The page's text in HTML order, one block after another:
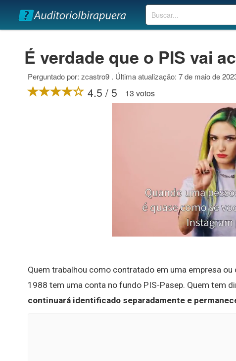
Buscar
É verdade que o PIS vai
Perguntado por: zcastro9 . Última atualização: 7 de maio de
4.5 / 5 13 votos
Quem trabalhou como contratado em uma empresa
1988 tem uma conta no fundo PIS-Pasep. Quem tem
continuará identificado separadamente e